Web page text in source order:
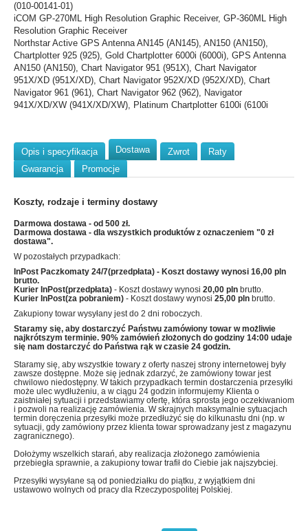
(010-00141-01)
iCOM GP-270ML High Resolution Graphic Receiver, GP-360ML High
Resolution Graphic Receiver
Northstar Active GPS Antenna AN145 (AN145), AN150 (AN150),
Chartplotter 925 (925), Gold Chartplotter 6000i (6000i), GPS Antenna
AN150 (AN150), Chart Navigator 951 (951X), Chart Navigator
951X/XD (951X/XD), Chart Navigator 952X/XD (952X/XD), Chart
Navigator 961 (961), Chart Navigator 962 (962), Navigator
941X/XD/XW (941X/XD/XW), Platinum Chartplotter 6100i (6100i
Opis i specyfikacja Dostawa Zwrot
Raty
Gwarancja
Promocje
Koszty, rodzaje i terminy dostawy
Darmowa dostawa - od 500 zł.
Darmowa dostawa - dla wszystkich produktów z oznaczeniem "0 zł
dostawa".
W pozostałych przypadkach:
InPost Paczkomaty 24/7(przedpłata) - Koszt dostawy wynosi 16,00 pln
brutto.
Kurier InPost(przedpłata) - Koszt dostawy wynosi 20,00 pln brutto.
Kurier InPost(za pobraniem) - Koszt dostawy wynosi 25,00 pln brutto.
Zakupiony towar wysyłany jest do 2 dni roboczych.
Staramy się, aby dostarczyć Państwu zamówiony towar w możliwie
najkrótszym terminie. 90% zamówień złożonych do godziny 14:00 udaje
się nam dostarczyć do Państwa rąk w czasie 24 godzin.
Staramy się, aby wszystkie towary z oferty naszej strony internetowej były
zawsze dostępne. Może się jednak zdarzyć, że zamówiony towar jest
chwilowo niedostępny. W takich przypadkach termin dostarczenia przesyłki
może ulec wydłużeniu, a w ciągu 24 godzin informujemy Klienta o
zaistniałej sytuacji i przedstawiamy ofertę, która sprosta jego oczekiwaniom
i pozwoli na realizację zamówienia. W skrajnych maksymalnie sytuacjach
termin doręczenia przesyłki może przedłużyć się do kilkunastu dni (np. w
sytuacji, gdy zamówiony przez klienta towar sprowadzany jest z magazynu
zagranicznego).
Dołożymy wszelkich starań, aby realizacja złożonego zamówienia
przebiegła sprawnie, a zakupiony towar trafił do Ciebie jak najszybciej.
Przesyłki wysyłane są od poniedziałku do piątku, z wyjątkiem dni
ustawowo wolnych od pracy dla Rzeczypospolitej Polskiej.